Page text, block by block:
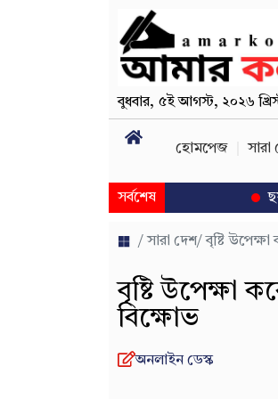
বুধবার, ৫ই আগস্ট, ২০২৬
হোমপেজ সারা
সর্বশেষ ছয়
/সারা দেশ/ বৃষ্টি
বৃষ্টি উপেক্ষা
বিক্ষোভ
অনলাইন ডেস্ক